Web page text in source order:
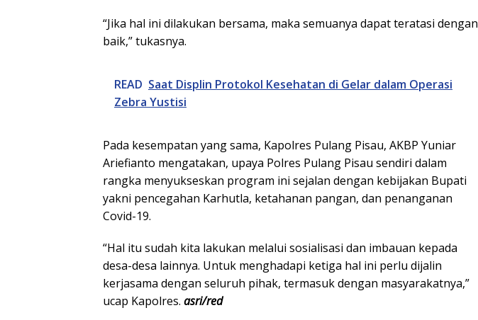
“Jika hal ini dilakukan bersama, maka semuanya dapat teratasi dengan
baik,” tukasnya.
READ Saat Displin Protokol Kesehatan di Gelar dalam Operasi
Zebra Yustisi
Pada kesempatan yang sama, Kapolres Pulang Pisau, AKBP Yuniar
Ariefianto mengatakan, upaya Polres Pulang Pisau sendiri dalam
rangka menyukseskan program ini sejalan dengan kebijakan Bupati
yakni pencegahan Karhutla, ketahanan pangan, dan penanganan
Covid-19.
“Hal itu sudah kita lakukan melalui sosialisasi dan imbauan kepada
desa-desa lainnya. Untuk menghadapi ketiga hal ini perlu dijalin
kerjasama dengan seluruh pihak, termasuk dengan masyarakatnya,”
ucap Kapolres. asri/red